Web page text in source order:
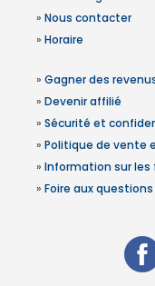
» Nous contacter
» Horaire
» Gagner des
» Devenir affilié
» Sécurité et
» Politique de vente
» Information sur
» Foire aux questions